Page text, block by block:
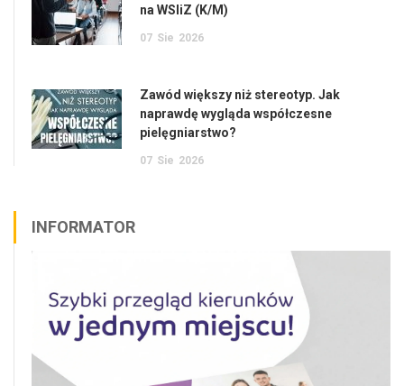
na WSIiZ (K/M)
07 Sie 2026
Zawód większy niż stereotyp. Jak
naprawdę wygląda współczesne
pielęgniarstwo?
07 Sie 2026
INFORMATOR